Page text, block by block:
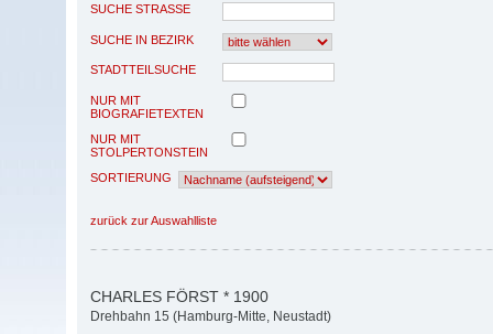
SUCHE STRASSE
SUCHE IN BEZIRK
STADTTEILSUCHE
NUR MIT
BIOGRAFIETEXTEN
NUR MIT
STOLPERTONSTEIN
SORTIERUNG
zurück zur Auswahlliste
CHARLES FÖRST * 1900
Drehbahn 15 (Hamburg-Mitte, Neustadt)